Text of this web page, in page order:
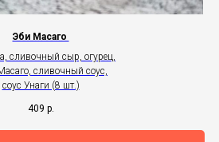
Эби Масаго
сливочный сыр, огурец,
сливочный соус,
соус Унаги (8 шт.)
409 р.